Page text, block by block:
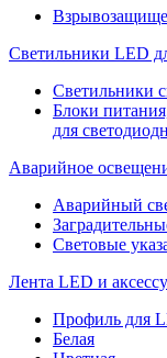
Светильники LED
Светильники
Блоки
для
Аварийное
Аварийный
Световые
Лента LED и
Профиль для
Белая